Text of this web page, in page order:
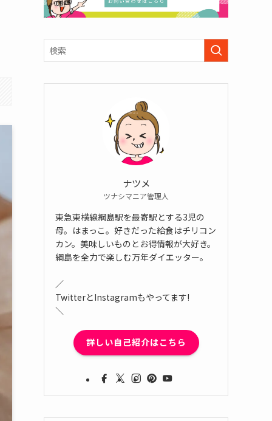
ナツメ
ツナシマニア管理人
東急東横線綱島駅を最寄駅とする3児の
母。はまっこ。好きだった給食はチリコン
カン。美味しいものとお得情報が大好き。
綱島を全力で楽しむ万年ダイエッター。
／
TwitterとInstagramもやってます!
＼
詳しい自己紹介はこちら